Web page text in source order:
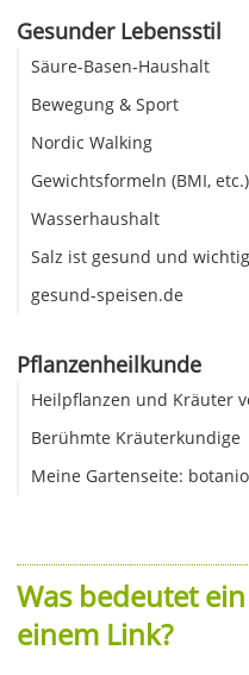
Gesunder Lebensstil
Säure-Basen-Haushalt
Bewegung & Sport
Nordic Walking
Gewichtsformeln (BMI, etc.)
Wasserhaushalt
Salz ist gesund und
gesund-speisen.de
Pflanzenheilkunde
Heilpflanzen und Kräuter
Berühmte Kräuterkundige
Meine Gartenseite:
Was bedeutet
einem Link?